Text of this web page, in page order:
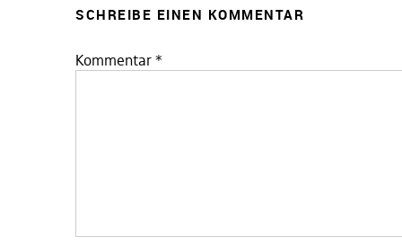
SCHREIBE EINEN KOMMENTAR
Kommentar *